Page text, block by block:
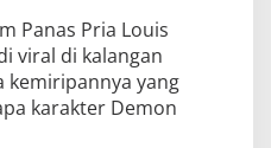
Panas Pria Louis
viral di kalangan
kemiripannya yang
karakter Demon